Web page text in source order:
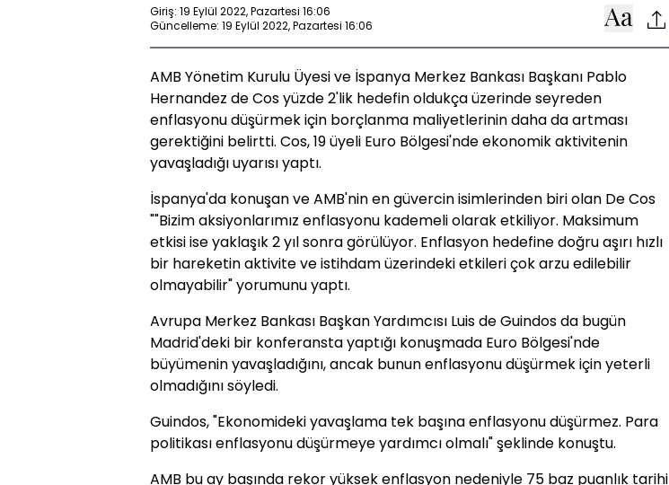
Giriş: 19 Eylül 2022, Pazartesi 16:06
Güncelleme: 19 Eylül 2022, Pazartesi 16:06
AMB Yönetim Kurulu Üyesi ve İspanya Merkez Bankası Başkanı Pablo
Hernandez de Cos yüzde 2'lik hedefin oldukça üzerinde seyreden
enflasyonu düşürmek için borçlanma maliyetlerinin daha da artması
gerektiğini belirtti. Cos, 19 üyeli Euro Bölgesi'nde ekonomik aktivitenin
yavaşladığı uyarısı yaptı.
İspanya'da konuşan ve AMB'nin en güvercin isimlerinden biri olan De Cos
""Bizim aksiyonlarımız enflasyonu kademeli olarak etkiliyor. Maksimum
etkisi ise yaklaşık 2 yıl sonra görülüyor. Enflasyon hedefine doğru aşırı hızlı
bir hareketin aktivite ve istihdam üzerindeki etkileri çok arzu edilebilir
olmayabilir" yorumunu yaptı.
Avrupa Merkez Bankası Başkan Yardımcısı Luis de Guindos da bugün
Madrid'deki bir konferansta yaptığı konuşmada Euro Bölgesi'nde
büyümenin yavaşladığını, ancak bunun enflasyonu düşürmek için yeterli
olmadığını söyledi.
Guindos, "Ekonomideki yavaşlama tek başına enflasyonu düşürmez. Para
politikası enflasyonu düşürmeye yardımcı olmalı" şeklinde konuştu.
AMB bu ay başında rekor yüksek enflasyon nedeniyle 75 baz puanlık tarihi